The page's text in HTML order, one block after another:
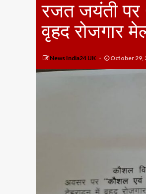
रजत जयंती
वृहद रोजगार
News India24 UK October 29,